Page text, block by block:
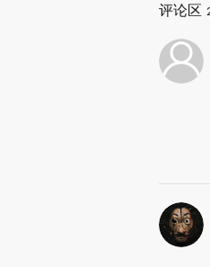
评论区